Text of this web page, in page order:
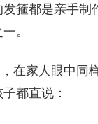
箍都是亲手制
。
在家人眼中同
都直说：